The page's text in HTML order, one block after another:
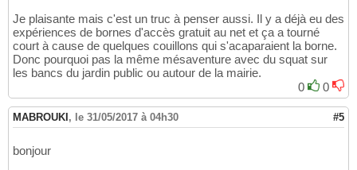
Je plaisante mais c'est un truc à penser aussi. Il y a déjà eu des
expériences de bornes d'accès gratuit au net et ça a tourné
court à cause de quelques couillons qui s'acaparaient la borne.
Donc pourquoi pas la même mésaventure avec du squat sur
les bancs du jardin public ou autour de la mairie.
0
0
MABROUKI , le 31/05/2017 à 04h30 #5
bonjour